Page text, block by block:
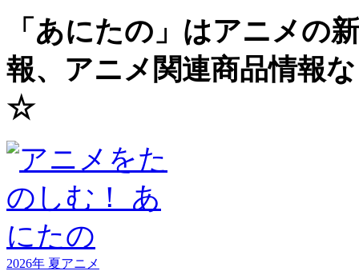
「あにたの」はアニメの
報、アニメ関連商品情報
☆
2026年 夏アニメ